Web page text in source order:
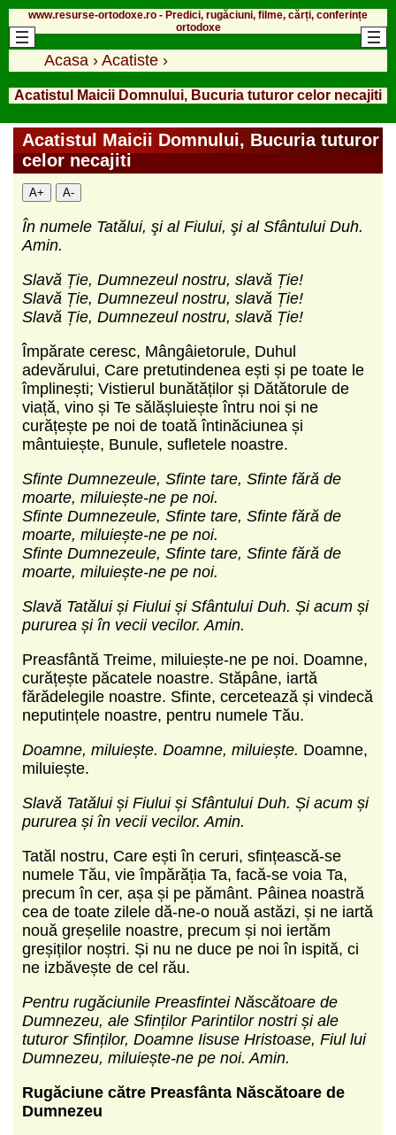
www.resurse-ortodoxe.ro - Predici, rugăciuni, filme, cărți, conferințe
ortodoxe
Acasa › Acatiste ›
Acatistul Maicii Domnului, Bucuria tuturor celor necajiti
Acatistul Maicii Domnului, Bucuria tuturor
celor necajiti
A+ A-
În numele Tatălui, şi al Fiului, şi al Sfântului Duh.
Amin.
Slavă Ție, Dumnezeul nostru, slavă Ție!
Slavă Ție, Dumnezeul nostru, slavă Ție!
Slavă Ție, Dumnezeul nostru, slavă Ție!
Împărate ceresc, Mângâietorule, Duhul
adevărului, Care pretutindenea ești și pe toate le
împlinești; Vistierul bunătăților și Dătătorule de
viață, vino și Te sălășluiește întru noi și ne
curățește pe noi de toată întinăciunea și
mântuiește, Bunule, sufletele noastre.
Sfinte Dumnezeule, Sfinte tare, Sfinte fără de
moarte, miluiește-ne pe noi.
Sfinte Dumnezeule, Sfinte tare, Sfinte fără de
moarte, miluiește-ne pe noi.
Sfinte Dumnezeule, Sfinte tare, Sfinte fără de
moarte, miluiește-ne pe noi.
Slavă Tatălui și Fiului și Sfântului Duh. Și acum și
pururea și în vecii vecilor. Amin.
Preasfântă Treime, miluiește-ne pe noi. Doamne,
curățește păcatele noastre. Stăpâne, iartă
fărădelegile noastre. Sfinte, cercetează și vindecă
neputințele noastre, pentru numele Tău.
Doamne, miluiește. Doamne, miluiește. Doamne,
miluiește.
Slavă Tatălui și Fiului și Sfântului Duh. Și acum și
pururea și în vecii vecilor. Amin.
Tatăl nostru, Care ești în ceruri, sfințească-se
numele Tău, vie împărăția Ta, facă-se voia Ta,
precum în cer, așa și pe pământ. Pâinea noastră
cea de toate zilele dă-ne-o nouă astăzi, și ne iartă
nouă greșelile noastre, precum și noi iertăm
greșiților noștri. Și nu ne duce pe noi în ispită, ci
ne izbăvește de cel rău.
Pentru rugăciunile Preasfintei Născătoare de
Dumnezeu, ale Sfinților Parintilor nostri și ale
tuturor Sfinților, Doamne Iisuse Hristoase, Fiul lui
Dumnezeu, miluiește-ne pe noi. Amin.
Rugăciune către Preasfânta Născătoare de
Dumnezeu